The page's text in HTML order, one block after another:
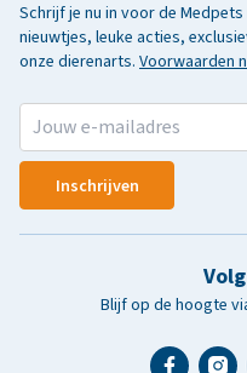
Schrijf je nu in voor de
nieuwtjes, leuke acties,
onze dierenarts. Voorwaarden
Inschrijven
Blijf op de hoogte